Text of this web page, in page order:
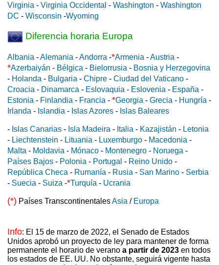
Virginia - Virginia Occidental - Washington - Washington
DC - Wisconsin -Wyoming
Diferencia horaria Europa
Albania -Alemania -Andorra -*Armenia -Austria -
*Azerbaiyán - Bélgica - Bielorrusia - Bosnia y Herzegovina
- Holanda - Bulgaria - Chipre - Ciudad del Vaticano -
Croacia - Dinamarca - Eslovaquia - Eslovenia - España -
Estonia - Finlandia - Francia - *Georgia - Grecia - Hungría -
Irlanda - Islandia - Islas Azores - Islas Baleares
- Islas Canarias - Isla Madeira - Italia - Kazajistán - Letonia
- Liechtenstein - Lituania - Luxemburgo - Macedonia -
Malta - Moldavia - Mónaco - Montenegro - Noruega -
Países Bajos - Polonia - Portugal - Reino Unido -
República Checa - Rumanía - Rusia - San Marino - Serbia
- Suecia - Suiza -*Turquía - Ucrania
(*) Países TranscontinentalesAsia / Europa
Info: El 15 de marzo de 2022, el Senado de Estados
Unidos aprobó un proyecto de ley para mantener de forma
permanente el horario de verano a partir de 2023 en todos
los estados de EE. UU. No obstante, seguirá vigente hasta